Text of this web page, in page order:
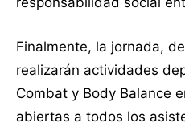
Finalmente, la jornada,
realizarán actividades
Combat y Body Balance
abiertas a todos los